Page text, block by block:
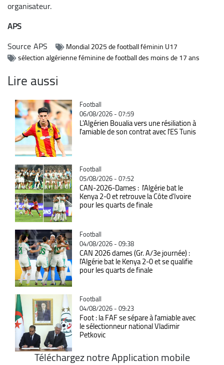
organisateur.
APS
SourceAPS
Mondial 2025 de football féminin U17
sélection algérienne féminine de football des moins de 17 ans
Lire aussi
Catégorie
Football
06/08/2026 - 07:59
L'Algérien Boualia vers une résiliation à
l'amiable de son contrat avec l'ES Tunis
Catégorie
Football
05/08/2026 - 07:52
CAN-2026-Dames : l'Algérie bat le
Kenya 2-0 et retrouve la Côte d'Ivoire
pour les quarts de finale
Catégorie
Football
04/08/2026 - 09:38
CAN 2026 dames (Gr. A/3e journée) :
l'Algérie bat le Kenya 2-0 et se qualifie
pour les quarts de finale
Catégorie
Football
04/08/2026 - 09:23
Foot : la FAF se sépare à l’amiable avec
le sélectionneur national Vladimir
Petkovic
Téléchargez notre Application mobile